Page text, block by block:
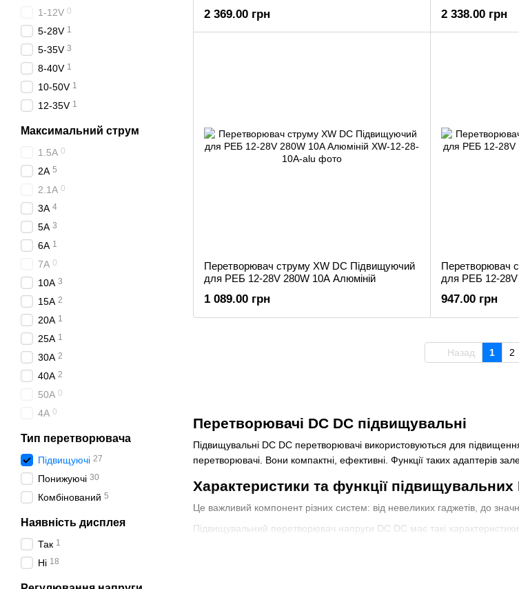
Перетворювачі DC DC підвищувальні
Підвищувальні DC DC перетворювачі використовуються для
перетворювачі. Вони компактні, ефективні. Функції таких адаптерів
Характеристики та функції підвищувальних
Це важливий компонент різних систем: від невеликих гаджетів, до
Підвищувальний перетворювач напруги DC DC має такі характеристики:
2 369.00 грн 2 338.00 грн
Перетворювач струму XW DC Підвищуючий
для РЕБ 12-28V 280W 10A Алюміній
1 089.00 грн
Перетворювач
для РЕБ 12-
947.00 грн
Назад 1 2
1-12V 0
5-28V 1
5-35V 3
8-40V 1
10-50V 1
12-35V 1
Максимальний струм
1.5А 0
2A 5
2.1А 0
3A 4
5A 3
6A 1
7A 0
10A 3
15A 2
20A 1
25A 1
30A 2
40A 2
50A 0
4A 0
Тип перетворювача
Підвищуючі 27
Понижуючі 30
Комбінований 5
Наявність дисплея
Так 1
Ні 18